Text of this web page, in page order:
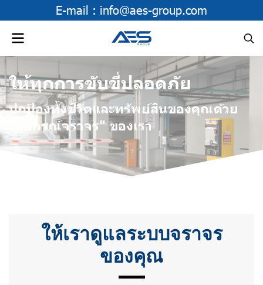
E-mail : info@aes-group.com
ให้ทุกการขับขี่ปลอดภัย
ปกป้องทั้งชีวิตและทรัพย์สินของคุณด้วย
"อุปกรณ์จราจร" ของเรา
ให้เราดูแลระบบจราจร
ของคุณ